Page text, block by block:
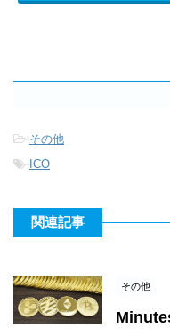
-その他
- ICO
関連記事
その他